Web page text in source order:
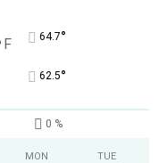
F 64.7°
62.5°
0 %
MON TUE